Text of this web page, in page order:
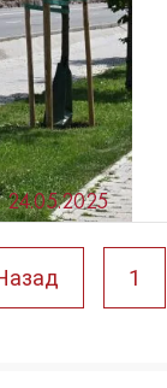
24.05.2025
1